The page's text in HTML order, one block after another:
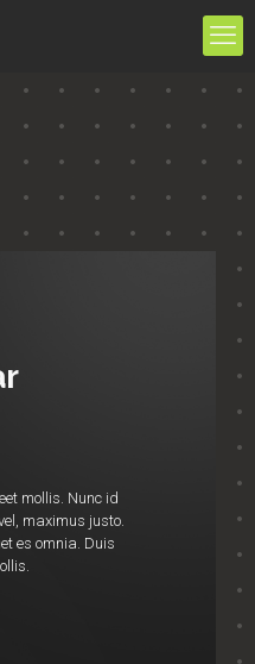
mollis. Nunc id
maximus justo.
es omnia. Duis